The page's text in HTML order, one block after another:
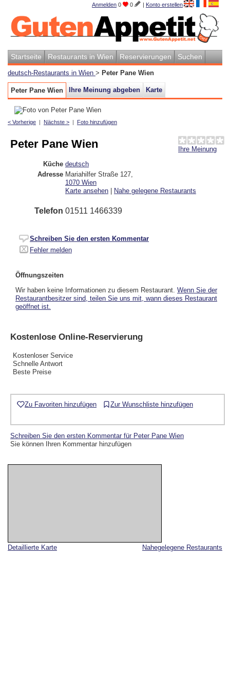
Anmelden 0 0 | Konto erstellen
Startseite Restaurants in Wien Reservierungen Suchen
deutsch-Restaurants in Wien > Peter Pane Wien
Peter Pane Wien Ihre Meinung abgeben Karte
< Vorherige | Nächste > | Foto hinzufügen
Nahegelegene Restaurants
Detaillierte Karte
Ihre Meinung
Peter Pane Wien
Küche deutsch
Adresse Mariahilfer Straße 127
1070 Wien
Karte ansehen | Nahe gelegene Restaurants
Telefon 01511 1466339
Schreiben Sie den ersten Kommentar
Fehler melden
Öffnungszeiten
Wir haben keine Informationen zu diesem Restaurant. Wenn Sie der
Restaurantbesitzer sind, teilen Sie uns mit, wann dieses Restaurant
geöffnet ist.
Kostenlose Online-Reservierung
Kostenloser Service
Schnelle Antwort
Beste Preise
Zu Favoriten hinzufügen Zur Wunschliste hinzufügen
Schreiben Sie den ersten Kommentar für Peter Pane Wien
Sie können Ihren Kommentar hinzufügen